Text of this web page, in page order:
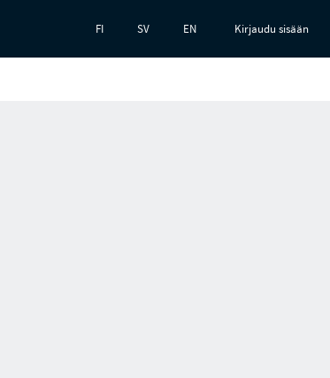
FI SV EN Kirjaudu sisään